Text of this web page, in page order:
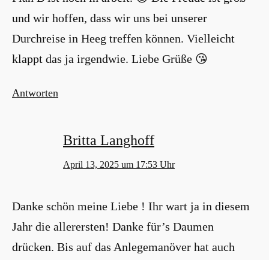
und wir hoffen, dass wir uns bei unserer
Durchreise in Heeg treffen können. Vielleicht
klappt das ja irgendwie. Liebe Grüße 😘
Antworten
Britta Langhoff
April 13, 2025 um 17:53 Uhr
Danke schön meine Liebe ! Ihr wart ja in diesem
Jahr die allerersten! Danke für’s Daumen
drücken. Bis auf das Anlegemanöver hat auch